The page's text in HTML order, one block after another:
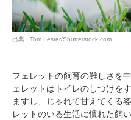
出典 : Tom Lester/Shutterstock.com
フェレットの飼育の難しさを
ェレットはトイレのしつけを
ますし、じゃれて甘えてくる
レットのいる生活に慣れた飼